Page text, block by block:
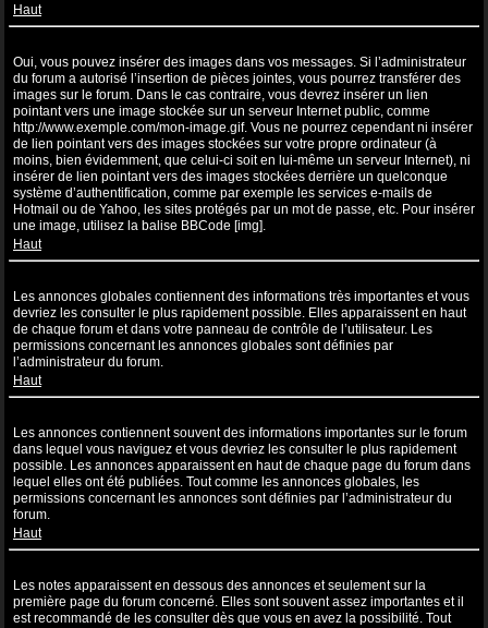
Haut
Oui, vous pouvez insérer des images dans vos messages. Si l’administrateur
du forum a autorisé l’insertion de pièces jointes, vous pourrez transférer des
images sur le forum. Dans le cas contraire, vous devrez insérer un lien
pointant vers une image stockée sur un serveur Internet public, comme
http://www.exemple.com/mon-image.gif. Vous ne pourrez cependant ni insérer
de lien pointant vers des images stockées sur votre propre ordinateur (à
moins, bien évidemment, que celui-ci soit en lui-même un serveur Internet), ni
insérer de lien pointant vers des images stockées derrière un quelconque
système d’authentification, comme par exemple les services e-mails de
Hotmail ou de Yahoo, les sites protégés par un mot de passe, etc. Pour insérer
une image, utilisez la balise BBCode [img].
Haut
Les annonces globales contiennent des informations très importantes et vous
devriez les consulter le plus rapidement possible. Elles apparaissent en haut
de chaque forum et dans votre panneau de contrôle de l’utilisateur. Les
permissions concernant les annonces globales sont définies par
l’administrateur du forum.
Haut
Les annonces contiennent souvent des informations importantes sur le forum
dans lequel vous naviguez et vous devriez les consulter le plus rapidement
possible. Les annonces apparaissent en haut de chaque page du forum dans
lequel elles ont été publiées. Tout comme les annonces globales, les
permissions concernant les annonces sont définies par l’administrateur du
forum.
Haut
Les notes apparaissent en dessous des annonces et seulement sur la
première page du forum concerné. Elles sont souvent assez importantes et il
est recommandé de les consulter dès que vous en avez la possibilité. Tout